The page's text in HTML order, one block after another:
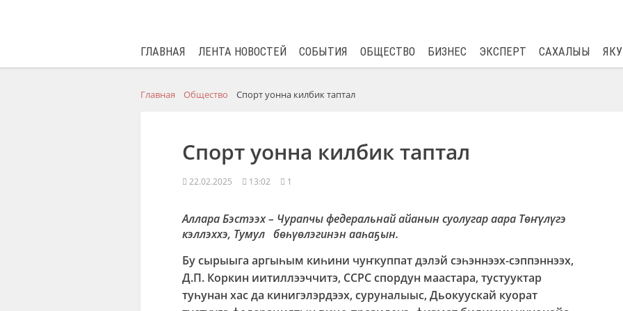
ГЛАВНАЯ ЛЕНТА НОВОСТЕЙ СОБЫТИЯ ОБЩЕСТВО БИЗНЕС ЭКСПЕРТ САХАЛЫЫ
Главная Общество Спорт уонна килбик таптал
Спорт уонна килбик таптал
22.02.2025 13:02 1
Аллара Бэстээх – Чурапчы федеральнай айанын суолугар аара Төҥүлүгэ
кэллэххэ, Тумул бөһүөлэгинэн ааһаҕын.
Бу сырыыга аргыһым киһини чуҥкуппат дэлэй сэһэннээх-сэппэннээх,
Д.П. Коркин иитиллээччитэ, ССРС спордун маастара, тустууктар
туһунан хас да кинигэлэрдээх, суруналыыс, Дьокуускай куорат